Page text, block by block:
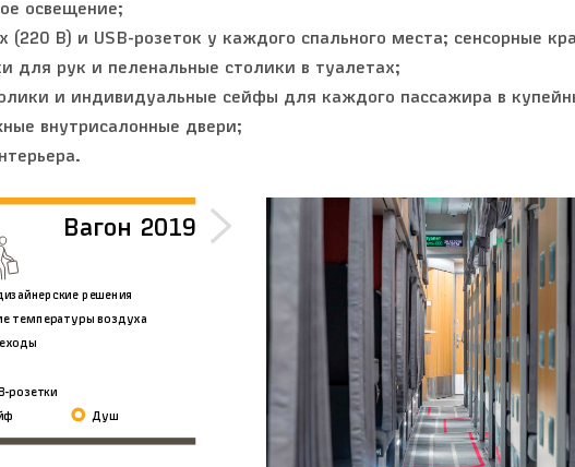
освещение;
(220 В) и USB-розеток у каждого спального места; сенсорные
для рук и пеленальные столики в туалетах;
и индивидуальные сейфы для каждого пассажира в
внутрисалонные двери;
Вагон 2019
решения
температуры воздуха
Душ
розетки